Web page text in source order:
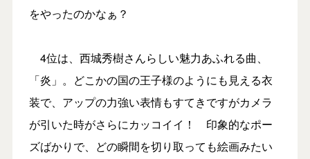
をやったのかなぁ？
4位は、西城秀樹さんらしい魅力あふれる曲、
「炎」。どこかの国の王子様のようにも見える衣
装で、アップの力強い表情もすてきですがカメラ
が引いた時がさらにカッコイイ！ 印象的なポー
ズばかりで、どの瞬間を切り取っても絵画みたい